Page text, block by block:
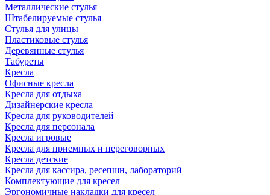
Металлические стулья
Штабелируемые стулья
Стулья для улицы
Пластиковые стулья
Деревянные стулья
Табуреты
Кресла
Офисные кресла
Кресла для отдыха
Дизайнерские кресла
Кресла для руководителей
Кресла для персонала
Кресла игровые
Кресла для приемных и переговорных
Кресла детские
Кресла для кассира, ресепшн, лабораторий
Комплектующие для кресел
Эргономичные накладки для кресел